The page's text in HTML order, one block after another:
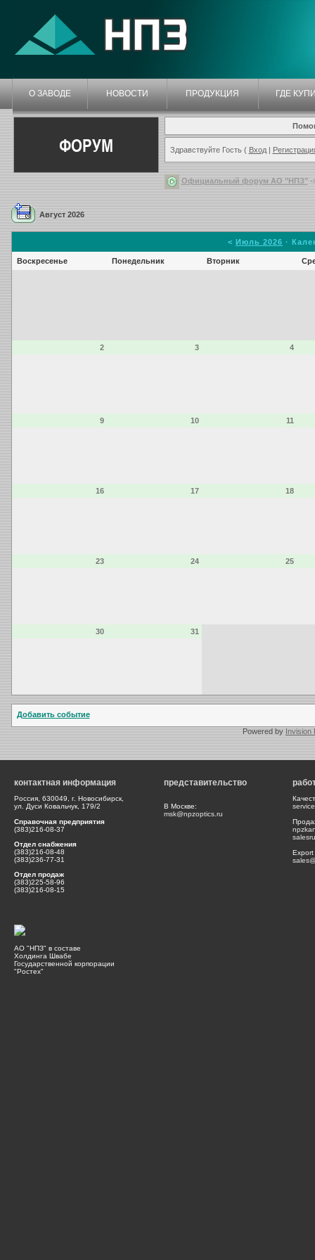
О ЗАВОДЕ НОВОСТИ ПРОДУКЦИЯ ГДЕ
ФОРУМ Здравствуйте Гость ( Вход|
Официальный форум АО "НПЗ"-
Август 2026
< Июль 2026 ·
Воскресенье Понедельник Вторник
2 3 4
9 10 11
16 17 18
23 24 25
30 31
Добавить событие
Powered by Invision
контактная информация
Россия, 630049, г. Новосибирск,
ул. Дуси Ковальчук, 179/2
Справочная предприятия
(383)216-08-37
Отдел снабжения
(383)216-08-48
(383)236-77-31
Отдел продаж
(383)225-58-96
(383)216-08-15
представительство
В Москве:
msk@npzoptics.ru
АО "НПЗ" в составе
Холдинга Швабе
Государственной корпорации
"Ростех"